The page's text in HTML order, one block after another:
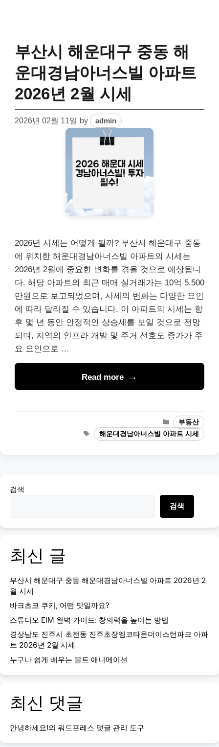
부산시 해운대구 중동 해
운대경남아너스빌 아파트
2026년 2월 시세
2026년 02월 11일 by admin
2026년 시세는 어떻게 될까? 부산시 해운대구 중동
에 위치한 해운대경남아너스빌 아파트의 시세는
2026년 2월에 중요한 변화를 겪을 것으로 예상됩니
다. 해당 아파트의 최근 매매 실거래가는 10억 5,500
만원으로 보고되었으며, 시세의 변화는 다양한 요인
에 따라 달라질 수 있습니다. 이 아파트의 시세는 향
후 몇 년 동안 안정적인 상승세를 보일 것으로 전망
되며, 지역의 인프라 개발 및 주거 선호도 증가가 주
요 요인으로 …
Read more
Categories
부동산
Tags
해운대경남아너스빌 아파트 시세
검색
검색
최신 글
부산시 해운대구 중동 해운대경남아너스빌 아파트 2026년 2
월 시세
바크초코 쿠키, 어떤 맛일까요?
스튜디오 EIM 완벽 가이드: 창의력을 높이는 방법
경상남도 진주시 초전동 진주초장엠코타운더이스턴파크 아파
트 2026년 2월 시세
누구나 쉽게 배우는 볼트 애니메이션
최신 댓글
안녕하세요!의 워드프레스 댓글 관리 도구